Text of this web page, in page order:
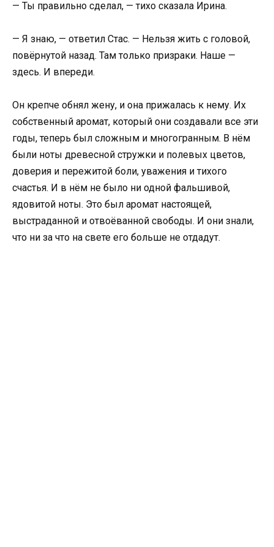
— Ты правильно сделал, — тихо сказала Ирина.
— Я знаю, — ответил Стас. — Нельзя жить с головой,
повёрнутой назад. Там только призраки. Наше —
здесь. И впереди.
Он крепче обнял жену, и она прижалась к нему. Их
собственный аромат, который они создавали все эти
годы, теперь был сложным и многогранным. В нём
были ноты древесной стружки и полевых цветов,
доверия и пережитой боли, уважения и тихого
счастья. И в нём не было ни одной фальшивой,
ядовитой ноты. Это был аромат настоящей,
выстраданной и отвоёванной свободы. И они знали,
что ни за что на свете его больше не отдадут.